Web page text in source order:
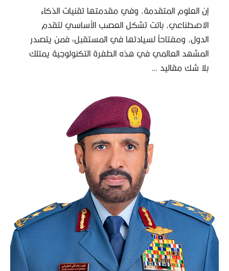
إن العلوم المتقدمة، وفي مقدمتها تقنيات الذكاء
الاصطناعي، باتت تشكل العصب الأساسي لتقدم
الدول، ومفتاحاً لسيادتها في المستقبل؛ فمن يتصدر
المشهد العالمي في هذه الطفرة التكنولوجية يمتلك
بلا شك مقاليد …